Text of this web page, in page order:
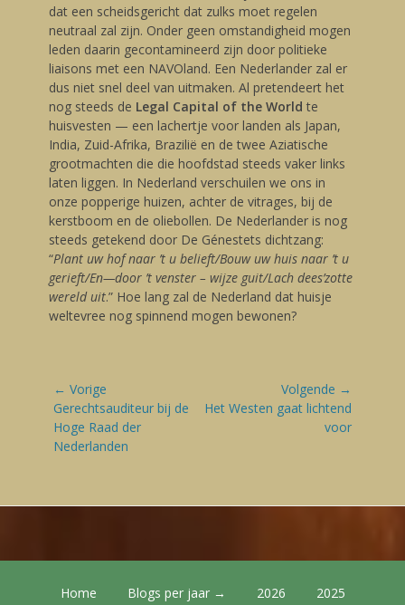
dat een scheidsgericht dat zulks moet regelen
neutraal zal zijn. Onder geen omstandigheid mogen
leden daarin gecontamineerd zijn door politieke
liaisons met een NAVOland. Een Nederlander zal er
dus niet snel deel van uitmaken. Al pretendeert het
nog steeds de Legal Capital of the World te
huisvesten — een lachertje voor landen als Japan,
India, Zuid-Afrika, Brazilië en de twee Aziatische
grootmachten die die hoofdstad steeds vaker links
laten liggen. In Nederland verschuilen we ons in
onze popperige huizen, achter de vitrages, bij de
kerstboom en de oliebollen. De Nederlander is nog
steeds getekend door De Génestets dichtzang:
“Plant uw hof naar ’t u belieft/Bouw uw huis naar ’t u
gerieft/En—door ’t venster – wijze guit/Lach dees’zotte
wereld uit.” Hoe lang zal de Nederland dat huisje
weltevree nog spinnend mogen bewonen?
Bericht
navigatie
← Vorige
Vorige
blog:
Gerechtsauditeur bij de
Hoge Raad der
Nederlanden
Volgende →
Volgende
Het Westen gaat lichtend
voor
Home Blogs per jaar → 2026 2025